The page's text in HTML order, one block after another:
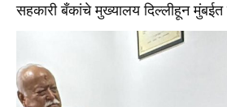
सहकारी बँकांचे मुख्यालय दिल्लीहून